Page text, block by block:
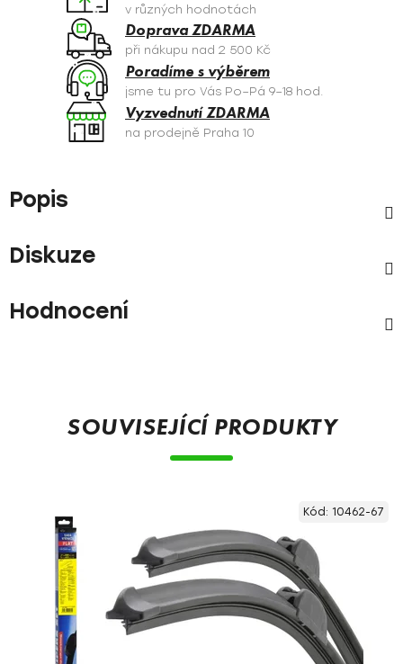
v různých hodnotách
Doprava ZDARMA
při nákupu nad 2 500 Kč
Poradíme s výběrem
jsme tu pro Vás Po–Pá 9–18 hod.
Vyzvednutí ZDARMA
na prodejně Praha 10
Popis
Diskuze
Hodnocení
SOUVISEJÍCÍ PRODUKTY
Kód: 10462-67